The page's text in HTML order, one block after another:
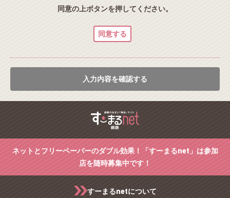
同意の上ボタンを押してください。
同意する
入力内容を確認する
ネットとフリーペーパーのダブル効果！「すーまるnet」は参加
店を随時募集中です！
すーまるnetについて